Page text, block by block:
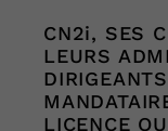
CN2i, SES
LEURS
LICENCE